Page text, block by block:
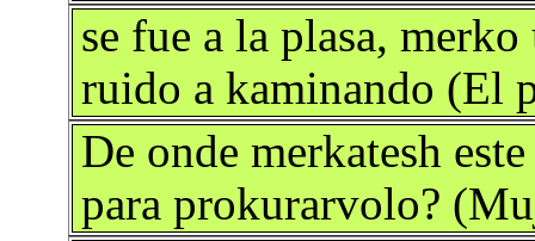
se fue a la plasa,
ruido a kaminando (El
De onde merkatesh
para prokurarvolo?